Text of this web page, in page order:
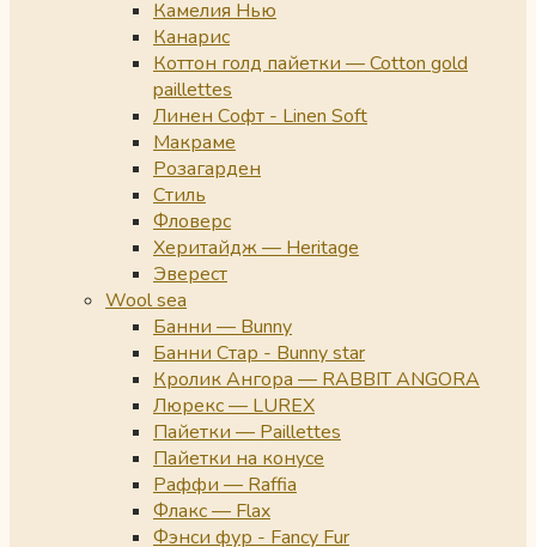
Камелия Нью
Канарис
Коттон голд пайетки — Cotton gold
paillettes
Линен Софт - Linen Soft
Макраме
Розагарден
Стиль
Фловерс
Херитайдж — Heritage
Эверест
Wool sea
Банни — Bunny
Банни Стар - Bunny star
Кролик Ангора — RABBIT ANGORA
Люрекс — LUREX
Пайетки — Paillettes
Пайетки на конусе
Раффи — Raffia
Флакс — Flax
Фэнси фур - Fancy Fur